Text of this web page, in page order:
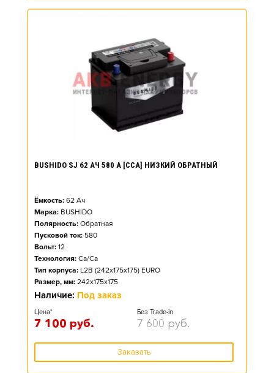
BUSHIDO SJ 62 АЧ 580 А [CCA] НИЗКИЙ ОБРАТНЫЙ
Ёмкость: 62 Ач
Марка: BUSHIDO
Полярность: Обратная
Пусковой ток: 580
Вольт: 12
Технология: Ca/Ca
Тип корпуса: L2B (242x175x175) EURO
Размер, мм: 242x175x175
Наличие: Под заказ
Цена*
7 100 руб.
Без Trade-in
7 600 руб.
Заказать